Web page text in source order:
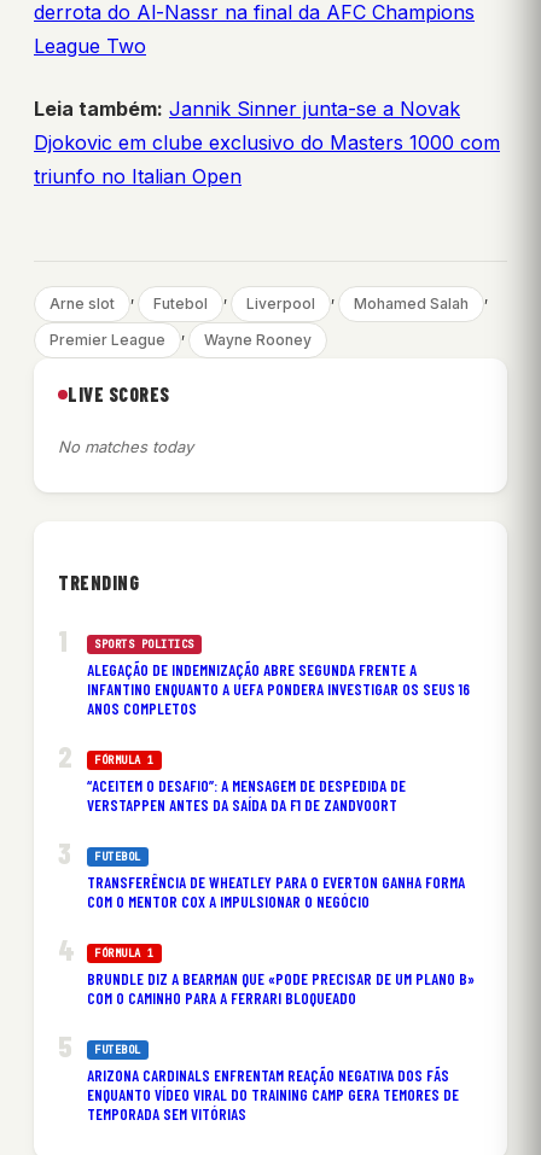
derrota do Al-Nassr na final da AFC Champions
League Two
Leia também: Jannik Sinner junta-se a Novak
Djokovic em clube exclusivo do Masters 1000 com
triunfo no Italian Open
Arne slot , Futebol , Liverpool , Mohamed Salah ,
Premier League , Wayne Rooney
LIVE SCORES
No matches today
TRENDING
SPORTS POLITICS
ALEGAÇÃO DE INDEMNIZAÇÃO ABRE SEGUNDA FRENTE A
INFANTINO ENQUANTO A UEFA PONDERA INVESTIGAR OS SEUS 16
ANOS COMPLETOS
FÓRMULA 1
“ACEITEM O DESAFIO”: A MENSAGEM DE DESPEDIDA DE
VERSTAPPEN ANTES DA SAÍDA DA F1 DE ZANDVOORT
FUTEBOL
TRANSFERÊNCIA DE WHEATLEY PARA O EVERTON GANHA FORMA
COM O MENTOR COX A IMPULSIONAR O NEGÓCIO
FÓRMULA 1
BRUNDLE DIZ A BEARMAN QUE «PODE PRECISAR DE UM PLANO B»
COM O CAMINHO PARA A FERRARI BLOQUEADO
FUTEBOL
ARIZONA CARDINALS ENFRENTAM REAÇÃO NEGATIVA DOS FÃS
ENQUANTO VÍDEO VIRAL DO TRAINING CAMP GERA TEMORES DE
TEMPORADA SEM VITÓRIAS